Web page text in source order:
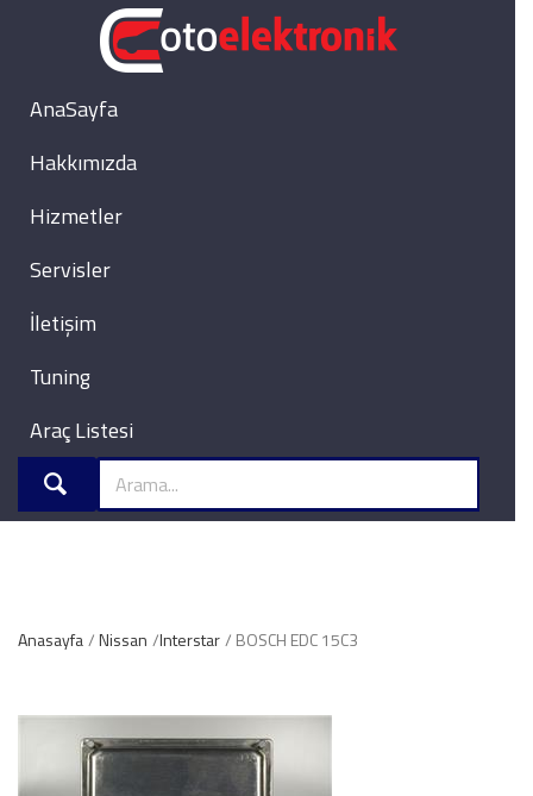
AnaSayfa
Hakkımızda
Hizmetler
Servisler
İletişim
Tuning
Araç Listesi
Anasayfa Nissan Interstar BOSCH EDC 15C3